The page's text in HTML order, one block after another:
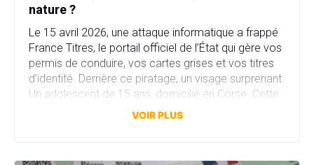
nature ?
Le 15 avril 2026, une attaque informatique a frappé
France Titres, le portail officiel de l’État qui gère vos
permis de conduire, vos cartes grises et vos titres
d’identité. Derrière ce piratage, un visage surprenant.
Un adolescent de 15 ans, domicilié en Corse. Cette
attaque a compromis plus de 11,7 millions comptes
VOIR PLUS